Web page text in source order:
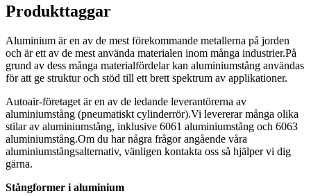
Produkttaggar
Aluminium är en av de mest förekommande metallerna på jorden
och är ett av de mest använda materialen inom många industrier.På
grund av dess många materialfördelar kan aluminiumstång användas
för att ge struktur och stöd till ett brett spektrum av applikationer.
Autoair-företaget är en av de ledande leverantörerna av
aluminiumstång (pneumatiskt cylinderrör).Vi levererar många olika
stilar av aluminiumstång, inklusive 6061 aluminiumstång och 6063
aluminiumstång.Om du har några frågor angående våra
aluminiumstångsalternativ, vänligen kontakta oss så hjälper vi dig
gärna.
Stångformer i aluminium